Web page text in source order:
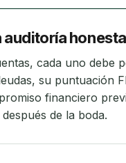
auditoría honesta
cada uno debe
su puntuación
financiero
de la boda.